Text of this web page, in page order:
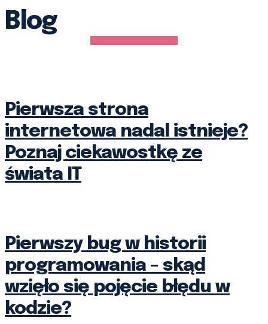
Blog
Pierwsza strona
internetowa nadal istnieje?
Poznaj ciekawostkę ze
świata IT
Pierwszy bug w historii
programowania – skąd
wzięło się pojęcie błędu w
kodzie?